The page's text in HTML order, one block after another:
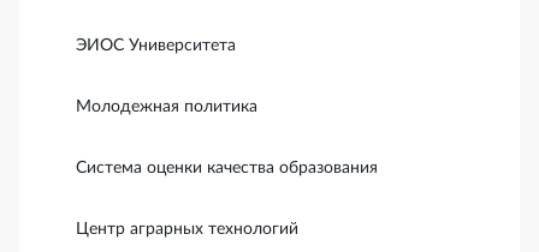
ЭИОС Университета
Молодежная политика
Система оценки качества образования
Центр аграрных технологий